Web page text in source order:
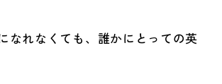
なれなくても、誰かにとっての英